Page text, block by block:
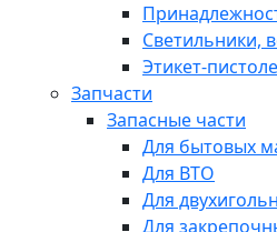
Светильники,
Этикет-
Запчасти
Запасные части
Для бытовых
Для ВТО
Для
Для